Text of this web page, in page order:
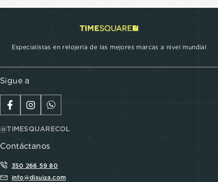
Especialistas en relojería de las mejores marcas a nivel mundial
Sigue a
@TIMESQUARECOL
Contáctanos
350 266 59 80
info@disuiza.com